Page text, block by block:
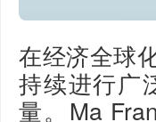
在经济全球
持续进行广
量。Ma